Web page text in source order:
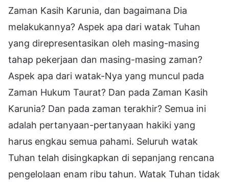
Zaman Kasih Karunia, dan bagaimana Dia
melakukannya? Aspek apa dari watak Tuhan
yang direpresentasikan oleh masing-masing
tahap pekerjaan dan masing-masing zaman?
Aspek apa dari watak-Nya yang muncul pada
Zaman Hukum Taurat? Dan pada Zaman Kasih
Karunia? Dan pada zaman terakhir? Semua ini
adalah pertanyaan-pertanyaan hakiki yang
harus engkau semua pahami. Seluruh watak
Tuhan telah disingkapkan di sepanjang rencana
pengelolaan enam ribu tahun. Watak Tuhan tidak